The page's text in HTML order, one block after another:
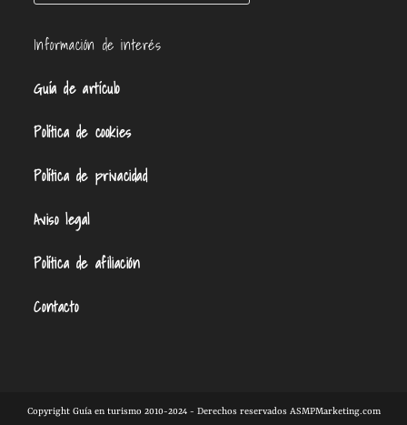
Información de interés
Guía de artículo
Política de cookies
Política de privacidad
Aviso legal
Política de afiliación
Contacto
Copyright Guía en turismo 2010-2024 - Derechos reservados ASMPMarketing.com